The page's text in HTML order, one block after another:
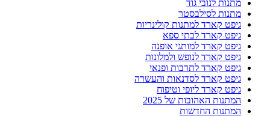
מתנות לנובי גוד
מתנות לסילבסטר
גיפט קארד למתנות קולינריות
גיפט קארד לבתי ספא
גיפט קארד למותגי אופנה
גיפט קארד לנופש ולמלונות
גיפט קארד לתרבות ופנאי
גיפט קארד לסדנאות והעשרה
גיפט קארד ליופי וטיפוח
המתנות האהובות של 2025
המתנות החדשות